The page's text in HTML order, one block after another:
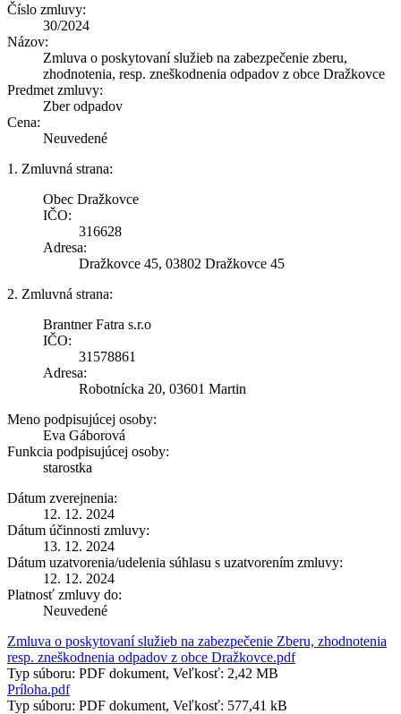
Číslo zmluvy:
30/2024
Názov:
Zmluva o poskytovaní služieb na zabezpečenie zberu,
zhodnotenia, resp. zneškodnenia odpadov z obce Dražkovce
Predmet zmluvy:
Zber odpadov
Cena:
Neuvedené
1. Zmluvná strana:
Obec Dražkovce
IČO:
316628
Adresa:
Dražkovce 45, 03802 Dražkovce 45
2. Zmluvná strana:
Brantner Fatra s.r.o
IČO:
31578861
Adresa:
Robotnícka 20, 03601 Martin
Meno podpisujúcej osoby:
Eva Gáborová
Funkcia podpisujúcej osoby:
starostka
Dátum zverejnenia:
12. 12. 2024
Dátum účinnosti zmluvy:
13. 12. 2024
Dátum uzatvorenia/udelenia súhlasu s uzatvorením zmluvy:
12. 12. 2024
Platnosť zmluvy do:
Neuvedené
Zmluva o poskytovaní služieb na zabezpečenie Zberu, zhodnotenia
resp. zneškodnenia odpadov z obce Dražkovce.pdf
Typ súboru: PDF dokument, Veľkosť: 2,42 MB
Príloha.pdf
Typ súboru: PDF dokument, Veľkosť: 577,41 kB